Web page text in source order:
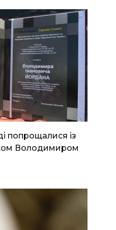
попрощалися із
Володимиром